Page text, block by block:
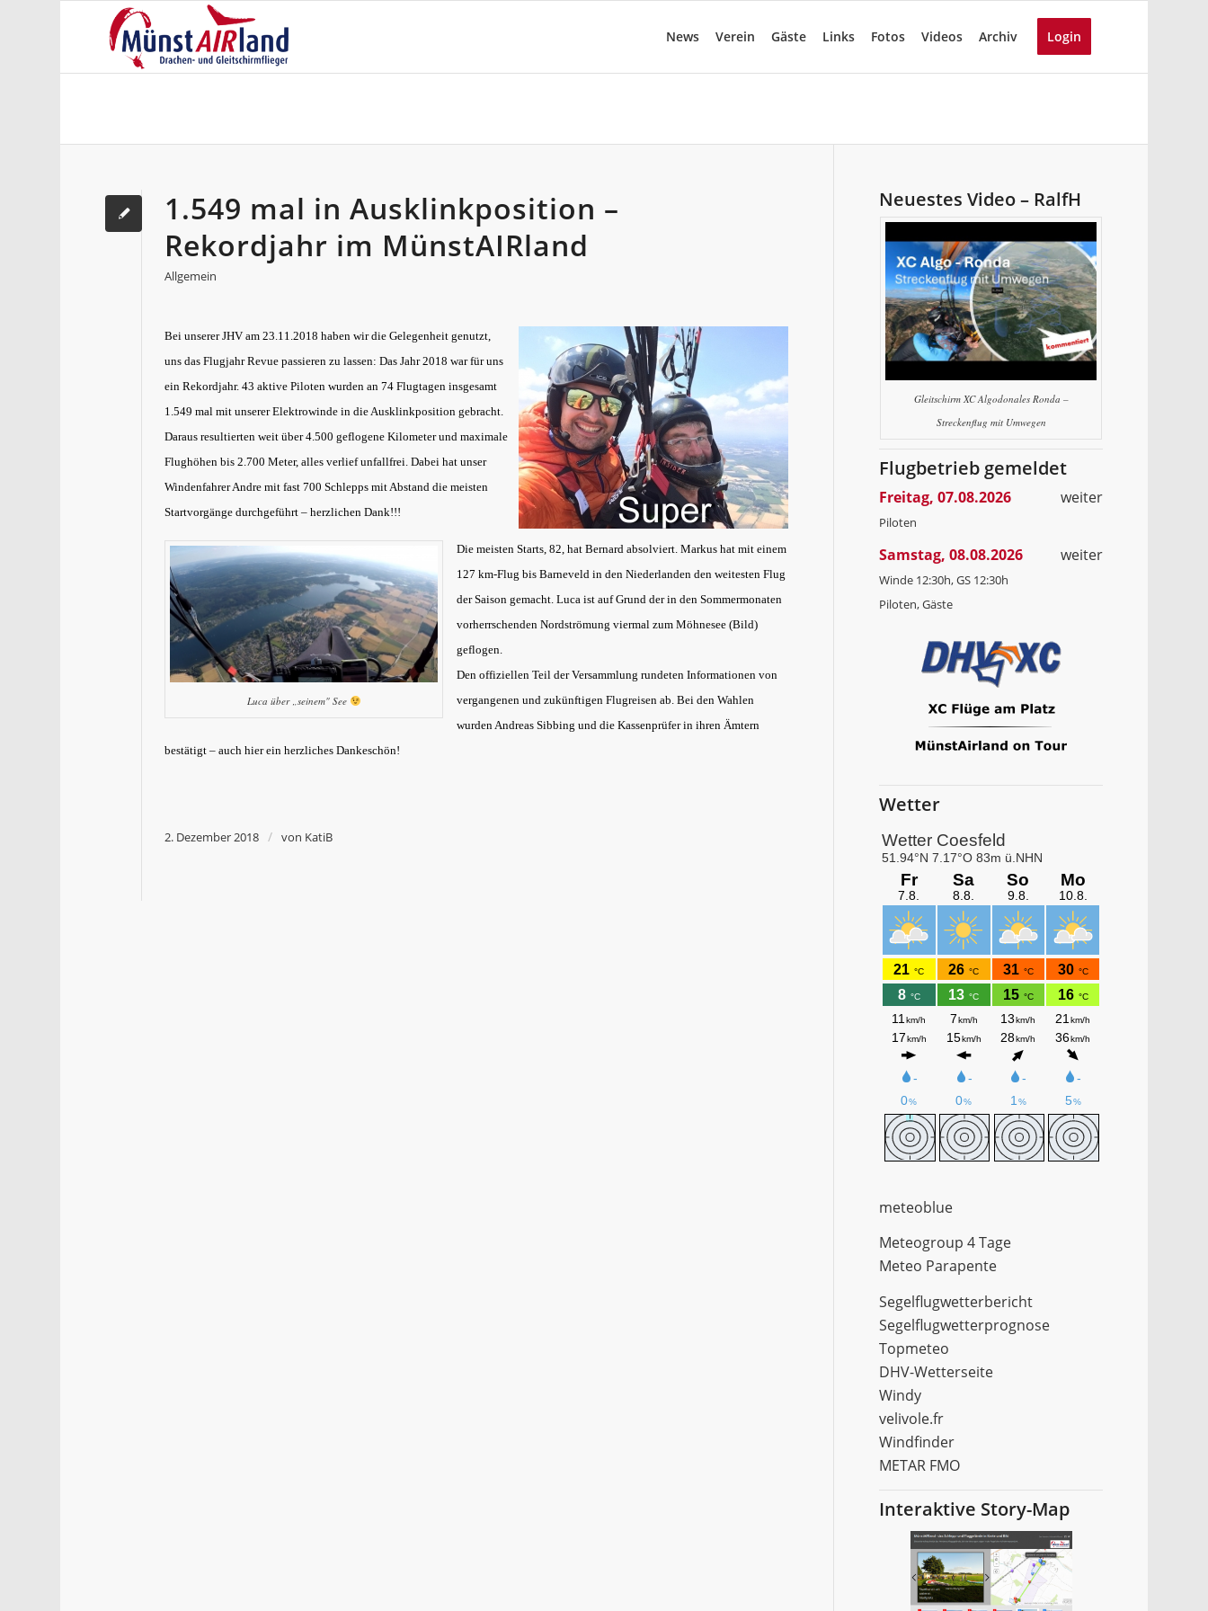
News Verein Gäste Links Fotos Videos Archiv Login
1.549 mal in Ausklinkposition –
Rekordjahr im MünstAIRland
Allgemein
Bei unserer JHV am 23.11.2018 haben wir die Gelegenheit genutzt,
uns das Flugjahr Revue passieren zu lassen: Das Jahr 2018 war für uns
ein Rekordjahr. 43aktive Piloten wurden an 74 Flugtagen insgesamt
1.549 mal mit unserer Elektrowinde in die Ausklinkposition gebracht.
Daraus resultierten weit über 4.500 geflogene Kilometer und maximale
Flughöhen bis 2.700 Meter, alles verlief unfallfrei. Dabei hat unser
Windenfahrer Andre mit fast 700 Schlepps mit Abstand die meisten
Startvorgänge durchgeführt – herzlichen Dank!!!
Luca über „seinem" See
Die meisten Starts, 82, hat Bernard absolviert. Markus hat mit einem
127 km-Flug bis Barneveld in den Niederlanden den weitesten Flug
der Saison gemacht. Luca ist auf Grund der in den Sommermonaten
vorherrschenden Nordströmung viermal zum Möhnesee (Bild)
geflogen.
Den offiziellen Teil der Versammlung rundeten Informationen von
vergangenen und zukünftigen Flugreisen ab. Bei den Wahlen
wurden Andreas Sibbing und die Kassenprüfer in ihren Ämtern
bestätigt –auch hier ein herzliches Dankeschön!
2. Dezember 2018 / von KatiB
Neuestes Video – RalfH
Gleitschirm XC Algodonales Ronda –
Streckenflug mit Umwegen
Flugbetrieb gemeldet
Freitag, 07.08.2026 weiter
Piloten
Samstag, 08.08.2026 weiter
Winde 12:30h, GS 12:30h
Piloten, Gäste
Wetter
meteoblue
Meteogroup 4 Tage
Meteo Parapente
Segelflugwetterbericht
Segelflugwetterprognose
Topmeteo
DHV-Wetterseite
Windy
velivole.fr
Windfinder
METAR FMO
Interaktive Story-Map